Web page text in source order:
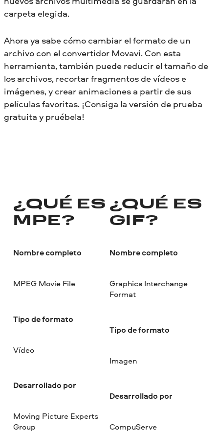
carpeta elegida.
Ahora ya sabe cómo cambiar el formato de un
archivo con el convertidor Movavi. Con esta
herramienta, también puede reducir el tamaño de
los archivos, recortar fragmentos de vídeos e
imágenes, y crear animaciones a partir de sus
películas favoritas. ¡Consiga la versión de prueba
gratuita y pruébela!
¿QUÉ ES
MPE?
Nombre completo
MPEG Movie File
Tipo de formato
Vídeo
Desarrollado por
Moving Picture Experts
Group
¿QUÉ ES
GIF?
Nombre completo
Graphics Interchange
Format
Tipo de formato
Imagen
Desarrollado por
CompuServe